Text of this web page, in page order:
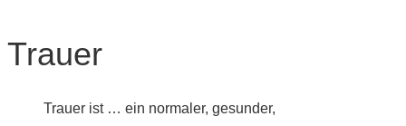
Trauer
Trauer ist … ein normaler, gesunder,